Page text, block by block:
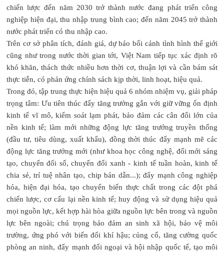
chiến lược đến năm 2030 trở thành nước đang phát triển công
nghiệp hiện đại, thu nhập trung bình cao; đến năm 2045 trở thành
nước phát triển có thu nhập cao.
Trên cơ sở phân tích, đánh giá, dự báo bối cảnh tình hình thế giới
cũng như trong nước thời gian tới, Việt Nam tiếp tục xác định rõ
khó khăn, thách thức nhiều hơn thời cơ, thuận lợi và cần bám sát
thực tiễn, có phản ứng chính sách kịp thời, linh hoạt, hiệu quả.
Trong đó, tập trung thực hiện hiệu quả 6 nhóm nhiệm vụ, giải pháp
trọng tâm: Ưu tiên thúc đẩy tăng trưởng gắn với giữ vững ổn định
kinh tế vĩ mô, kiểm soát lạm phát, bảo đảm các cân đối lớn của
nền kinh tế; làm mới những động lực tăng trưởng truyền thống
(đầu tư, tiêu dùng, xuất khẩu), đồng thời thúc đẩy mạnh mẽ các
động lực tăng trưởng mới (như khoa học công nghệ, đổi mới sáng
tạo, chuyển đổi số, chuyển đổi xanh - kinh tế tuần hoàn, kinh tế
chia sẻ, trí tuệ nhân tạo, chip bán dẫn...); đẩy mạnh công nghiệp
hóa, hiện đại hóa, tạo chuyển biến thực chất trong các đột phá
chiến lược, cơ cấu lại nền kinh tế; huy động và sử dụng hiệu quả
mọi nguồn lực, kết hợp hài hòa giữa nguồn lực bên trong và nguồn
lực bên ngoài; chú trọng bảo đảm an sinh xã hội, bảo vệ môi
trường, ứng phó với biến đổi khí hậu; củng cố, tăng cường quốc
phòng an ninh, đẩy mạnh đối ngoại và hội nhập quốc tế, tạo môi